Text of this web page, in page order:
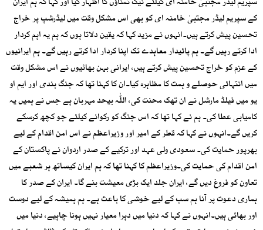
کے سپریم لیڈر مجتبیٰ خامنہ ای کو بھی اس مشکل وقت میں لیڈرشپ پر خراج
تحسین پیش کرتے ہیں۔انہوں نے مزید کہا کہ یقین دلاتا ہوں کہ ہم یہ اہم کردار
ادا کرتے رہیں گے۔ ہم پائیدار معاہدے تک اپنا کردار ادا کرتے رہیں گے۔ ہم ایرانیوں
کے عزم کو خراج تحسین پیش کرتے ہیں، ایرانی بہن بھائیوں نے اس مشکل وقت
میں انتہائی حوصلے و ہمت کا مظاہرہ کیا۔ان کا کہنا تھا کہ جنگ بندی اور ایم او
یو میں فیلڈ مارشل نے ان تھک محنت کی، اللّٰہ بیحد مہربان ہے جس نے ہمیں یہ
کامیابی عطا کی۔ ہم نے کہا تھا کہ اس جنگ کو رکوانے کیلئے جو کچھ کرسکے
کریں گے۔انہوں نے کہا کہ قطر کے امیر اور وزیراعظم نے اس امن اقدام کے لیے
بھرپور حمایت کی۔ سعودی ولی عہد اور ترکیے کے صدر اردوان نے پاکستان کے
امن اقدام کی حمایت کی۔وزیراعظم کا کہنا تھا کہ ہم ایران کیساتھ ہر شعبے میں
تعاون کو فروغ دیں گے، ایران جلد ایک بڑی معیشت بنے گا۔ ایران کے صدر کا
ہماری دعوت پر آنا ہم سب کے لیے خوشی کا باعث ہے۔ ہم ہمیشہ کے لیے دوست
اور بھائی ہیں۔انہوں نے کہا کہ دنیا میں دہرا معیار نہیں ہونا چاہیے، دنیا میں